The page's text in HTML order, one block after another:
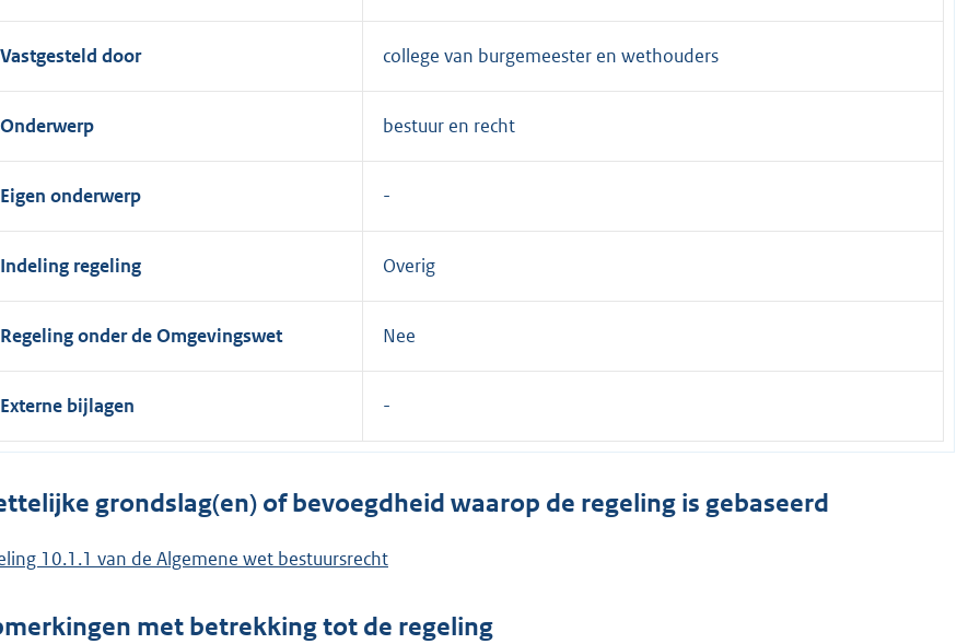
Vastgesteld door college van burgemeester en wethouders
Onderwerp bestuur en recht
Eigen onderwerp
Indeling regeling Overig
Regeling onder de Omgevingswet Nee
Externe bijlagen
grondslag(en) of bevoegdheid waarop de regeling is gebaseerd
10.1.1 van de Algemene wet bestuursrecht
met betrekking tot de regeling